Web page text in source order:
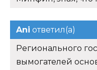
Ani ответил(а)
Регионального
вымогателей